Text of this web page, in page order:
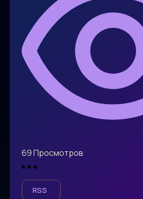
69Просмотров
RSS